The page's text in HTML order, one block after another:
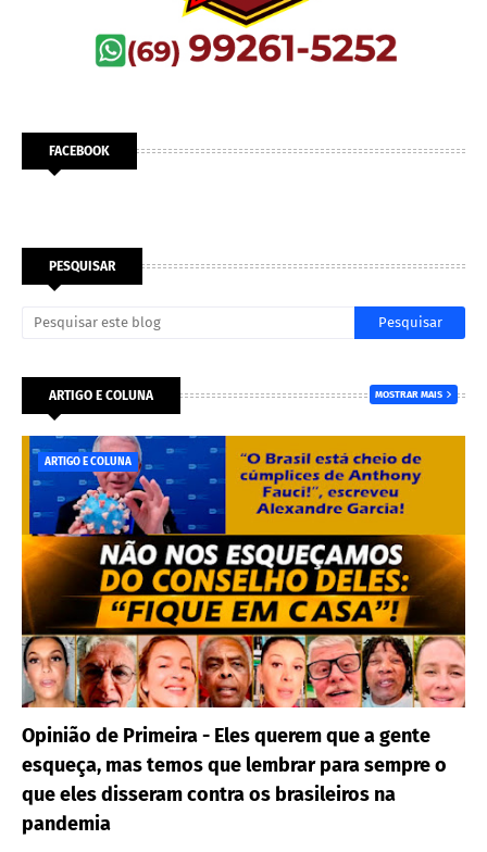
FACEBOOK
PESQUISAR
ARTIGO E COLUNA MOSTRAR MAIS
ARTIGO E COLUNA
Opinião de Primeira - Eles querem que a gente
esqueça, mas temos que lembrar para sempre o
que eles disseram contra os brasileiros na
pandemia